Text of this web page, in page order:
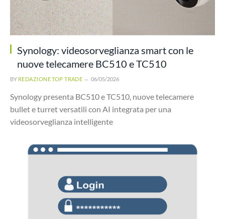
Synology: videosorveglianza smart con le
nuove telecamere BC510 e TC510
BY REDAZIONE TOP TRADE 06/05/2026
Synology presenta BC510 e TC510, nuove telecamere
bullet e turret versatili con AI integrata per una
videosorveglianza intelligente